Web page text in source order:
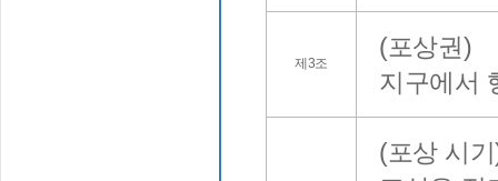
제3조
(포상권)
지구에서
(포상 시